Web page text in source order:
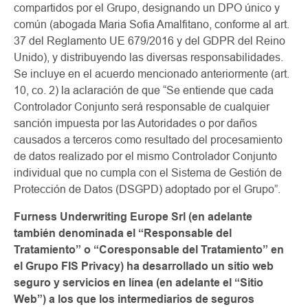
compartidos por el Grupo, designando un DPO único y
común (abogada Maria Sofia Amalfitano, conforme al art.
37 del Reglamento UE 679/2016 y del GDPR del Reino
Unido), y distribuyendo las diversas responsabilidades.
Se incluye en el acuerdo mencionado anteriormente (art.
10, co. 2) la aclaración de que “Se entiende que cada
Controlador Conjunto será responsable de cualquier
sanción impuesta por las Autoridades o por daños
causados a terceros como resultado del procesamiento
de datos realizado por el mismo Controlador Conjunto
individual que no cumpla con el Sistema de Gestión de
Protección de Datos (DSGPD) adoptado por el Grupo”.
Furness Underwriting Europe Srl (en adelante
también denominada el “Responsable del
Tratamiento” o “Coresponsable del Tratamiento” en
el Grupo FIS Privacy) ha desarrollado un sitio web
seguro y servicios en línea (en adelante el “Sitio
Web”) a los que los intermediarios de seguros